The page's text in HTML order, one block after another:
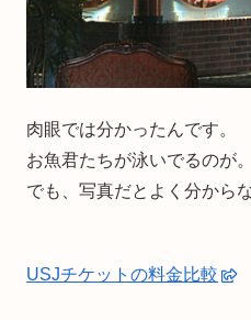
肉眼では分かったんです。
お魚君たちが泳いでるのが。
でも、写真だとよく分から
USJチケットの料金比較